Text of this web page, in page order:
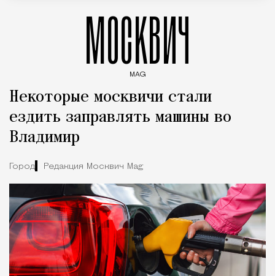
МОСКВИЧ
MAG
Некоторые москвичи стали
ездить заправлять машины во
Владимир
Город Редакция Москвич Mag